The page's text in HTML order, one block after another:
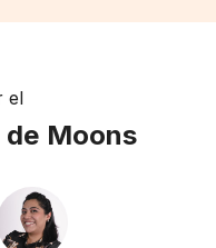
el
Moons